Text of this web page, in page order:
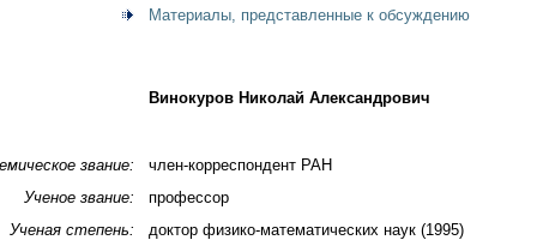
Материалы, представленные к обсуждению
Винокуров Николай Александрович
звание:
член-корреспондент РАН
Ученое звание:
профессор
Ученая степень:
доктор физико-математических наук (1995)